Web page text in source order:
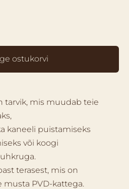
ostukorvi
tarvik, mis muudab teie
kaneeli puistamiseks
või koogi
terasest, mis on
PVD-kattega.